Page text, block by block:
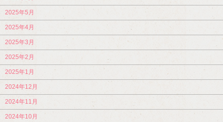
2025年5月
2025年4月
2025年3月
2025年2月
2025年1月
2024年12月
2024年11月
2024年10月